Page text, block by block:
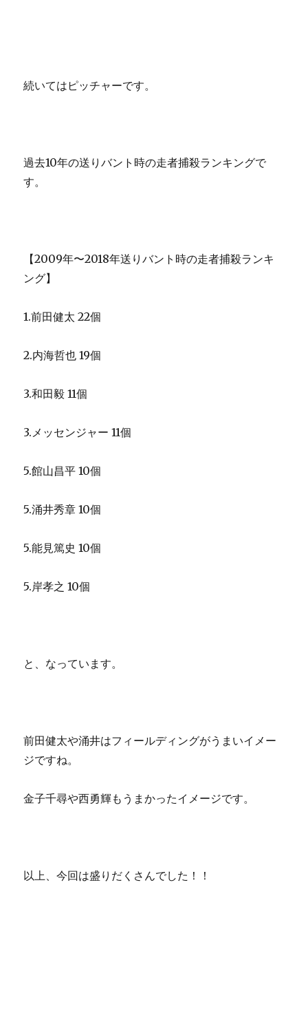
続いてはピッチャーです。
過去10年の送りバント時の走者捕殺ランキングで
す。
【2009年〜2018年送りバント時の走者捕殺ランキ
ング】
1.前田健太 22個
2.内海哲也 19個
3.和田毅 11個
3.メッセンジャー 11個
5.館山昌平 10個
5.涌井秀章 10個
5.能見篤史 10個
5.岸孝之 10個
と、なっています。
前田健太や涌井はフィールディングがうまいイメー
ジですね。
金子千尋や西勇輝もうまかったイメージです。
以上、今回は盛りだくさんでした！！